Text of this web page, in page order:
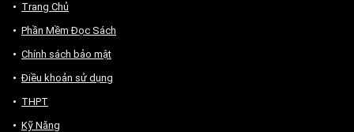
Trang Chủ
Phần Mềm Đọc Sách
Chính sách bảo mật
Điều khoản sử dụng
THPT
Kỹ Năng